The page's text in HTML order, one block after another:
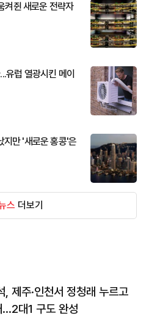
켜쥔 새로운 전략자
유럽 열광시킨 메이
지만 '새로운 홍콩'은
스 더보기
, 제주·인천서 정청래 누르고
…2대1 구도 완성